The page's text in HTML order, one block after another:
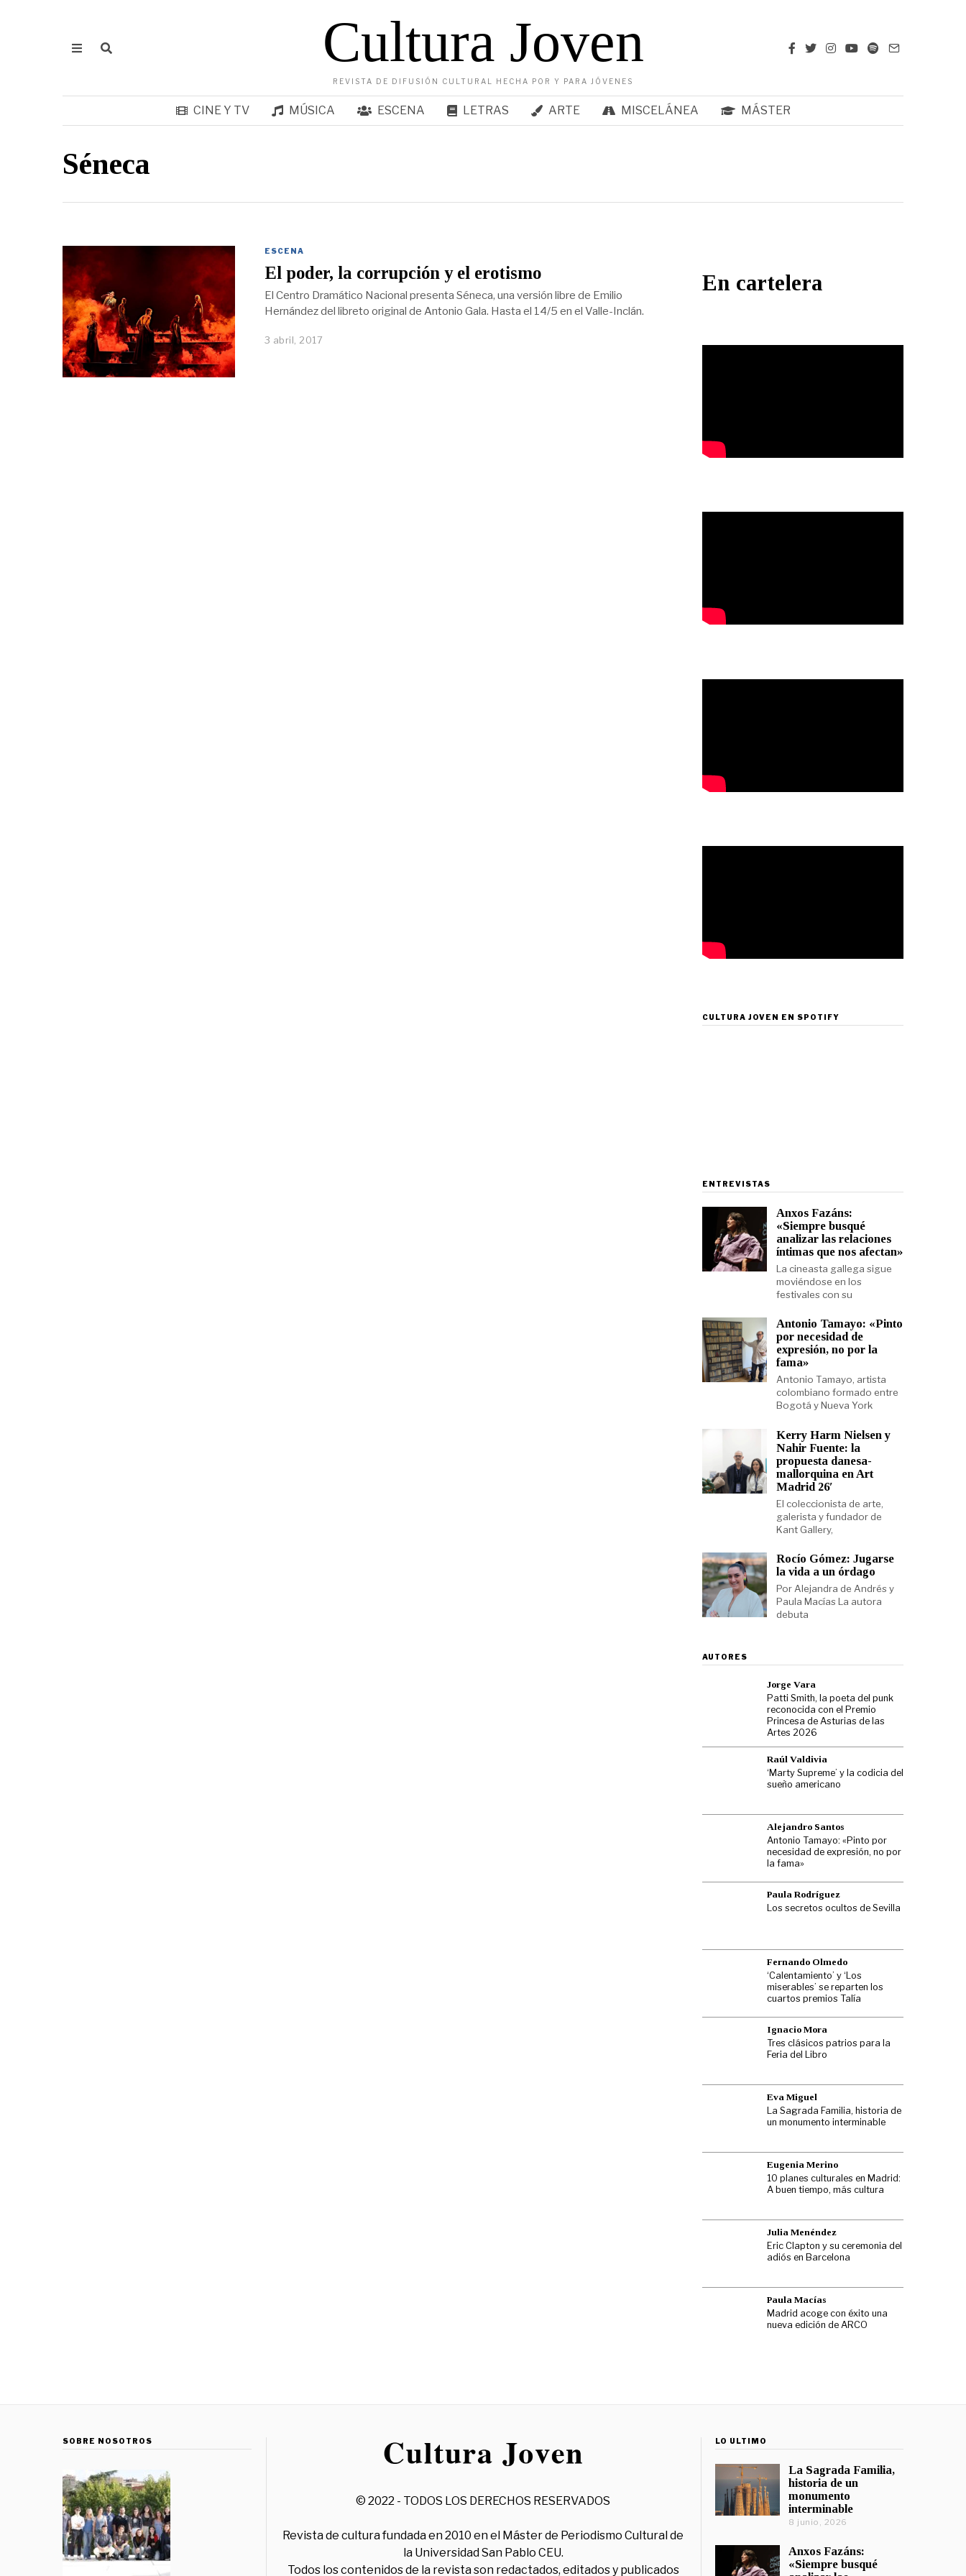
Cultura Joven
REVISTA DE DIFUSIÓN CULTURAL HECHA POR Y PARA JÓVENES
CINE Y TV MÚSICA ESCENA LETRAS ARTE MISCELÁNEA MÁSTER
Séneca
ESCENA
El poder, la corrupción y el erotismo
El Centro Dramático Nacional presenta Séneca, una versión libre de Emilio
Hernández del libreto original de Antonio Gala. Hasta el 14/5 en el Valle-Inclán.
3 abril, 2017
En cartelera
CULTURA JOVEN EN SPOTIFY
ENTREVISTAS
Anxos Fazáns:
«Siempre busqué
analizar las relaciones
íntimas que nos afectan»
La cineasta gallega sigue
moviéndose en los
festivales con su
Antonio Tamayo: «Pinto
por necesidad de
expresión, no por la
fama»
Antonio Tamayo, artista
colombiano formado entre
Bogotá y Nueva York
Kerry Harm Nielsen y
Nahir Fuente: la
propuesta danesa-
mallorquina en Art
Madrid 26′
El coleccionista de arte,
galerista y fundador de
Kant Gallery,
Rocío Gómez: Jugarse
la vida a un órdago
Por Alejandra de Andrés y
Paula Macías La autora
debuta
AUTORES
Jorge Vara
Patti Smith, la poeta del punk
reconocida con el Premio
Princesa de Asturias de las
Artes 2026
Raúl Valdivia
‘Marty Supreme’ y la codicia del
sueño americano
Alejandro Santos
Antonio Tamayo: «Pinto por
necesidad de expresión, no por
la fama»
Paula Rodríguez
Los secretos ocultos de Sevilla
Fernando Olmedo
‘Calentamiento’ y ‘Los
miserables’ se reparten los
cuartos premios Talía
Ignacio Mora
Tres clásicos patrios para la
Feria del Libro
Eva Miguel
La Sagrada Familia, historia de
un monumento interminable
Eugenia Merino
10 planes culturales en Madrid:
A buen tiempo, más cultura
Julia Menéndez
Eric Clapton y su ceremonia del
adiós en Barcelona
Paula Macías
Madrid acoge con éxito una
nueva edición de ARCO
SOBRE NOSOTROS
© 2022 - TODOS LOS DERECHOS RESERVADOS
Revista de cultura fundada en 2010 en el Máster de Periodismo Cultural de
la Universidad San Pablo CEU.
Todos los contenidos de la revista son redactados, editados y publicados
LO ÚLTIMO
La Sagrada Familia,
historia de un
monumento
interminable
8 junio, 2026
Anxos Fazáns:
«Siempre busqué